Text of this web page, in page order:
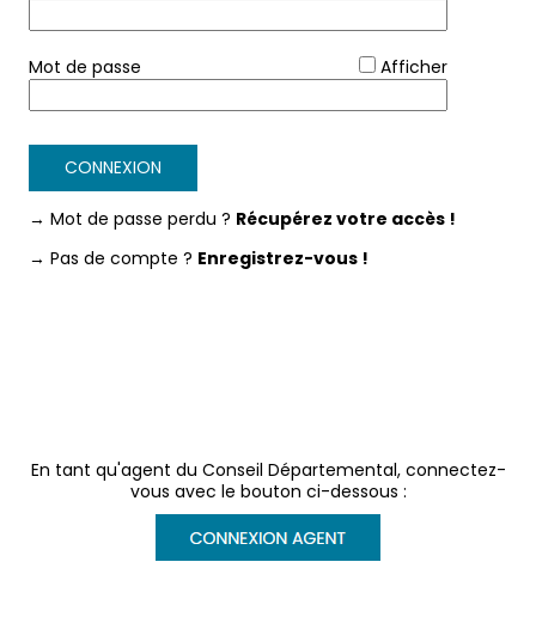
En tant qu'agent du Conseil Départemental, connectez-
vous avec le bouton ci-dessous :
Mot de passe Afficher
CONNEXION
→ Mot de passe perdu ? Récupérez votre accès !
→ Pas de compte ? Enregistrez-vous !